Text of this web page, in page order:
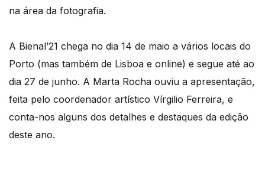
na área da fotografia.
A Bienal’21 chega no dia 14 de maio a vários locais do
Porto (mas também de Lisboa e online) e segue até ao
dia 27 de junho. A Marta Rocha ouviu a apresentação,
feita pelo coordenador artístico Vírgilio Ferreira, e
conta-nos alguns dos detalhes e destaques da edição
deste ano.